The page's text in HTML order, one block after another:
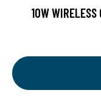
10W WIRELESS